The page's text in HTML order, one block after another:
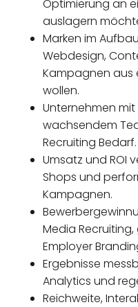
Optimierung an
auslagern
Marken im
Webdesign,
Kampagnen aus
wollen.
Unternehmen
wachsendem
Recruiting Bedarf.
Umsatz und ROI
Shops und
Kampagnen.
Media
Employer
Ergebnisse
Analytics und
Reichweite,